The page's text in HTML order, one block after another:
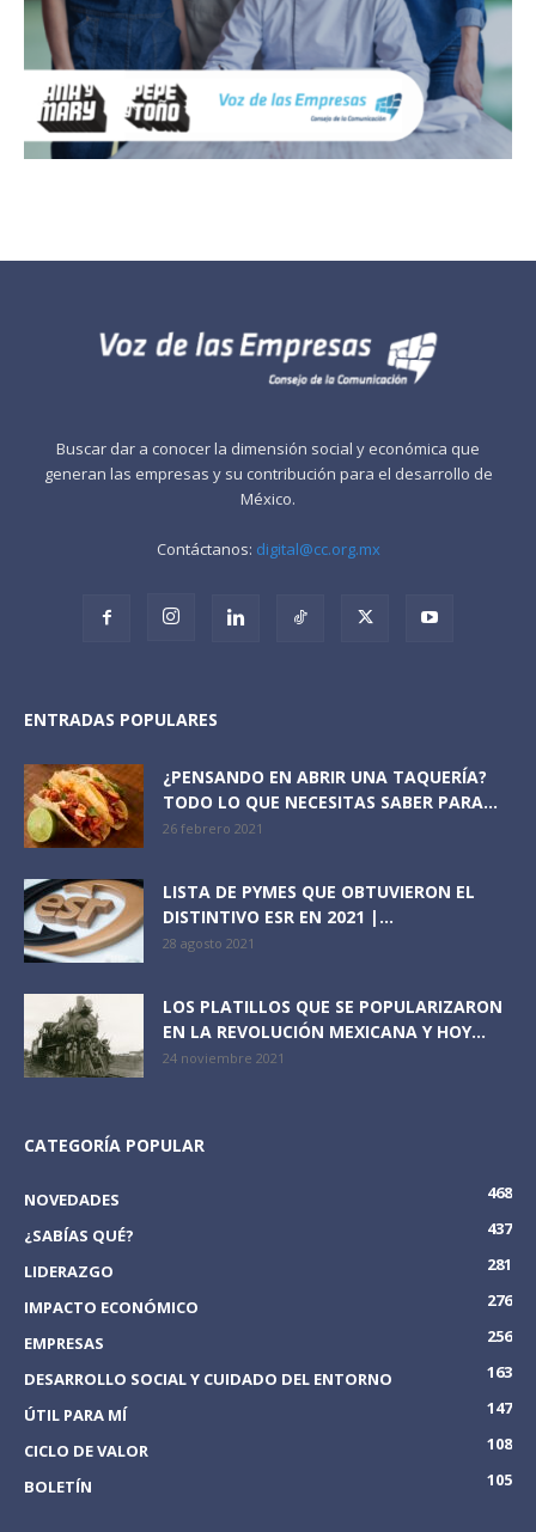
Buscar dar a conocer la dimensión social y económica que
generan las empresas y su contribución para el desarrollo de
México.
Contáctanos: digital@cc.org.mx
ENTRADAS POPULARES
¿PENSANDO EN ABRIR UNA TAQUERÍA?
TODO LO QUE NECESITAS SABER PARA...
26 febrero 2021
LISTA DE PYMES QUE OBTUVIERON EL
DISTINTIVO ESR EN 2021 |...
28 agosto 2021
LOS PLATILLOS QUE SE POPULARIZARON
EN LA REVOLUCIÓN MEXICANA Y HOY...
24 noviembre 2021
CATEGORÍA POPULAR
NOVEDADES
468
¿SABÍAS QUÉ?
437
LIDERAZGO
281
IMPACTO ECONÓMICO
276
EMPRESAS
256
DESARROLLO SOCIAL Y CUIDADO DEL ENTORNO
163
ÚTIL PARA MÍ
147
CICLO DE VALOR
108
BOLETÍN
105